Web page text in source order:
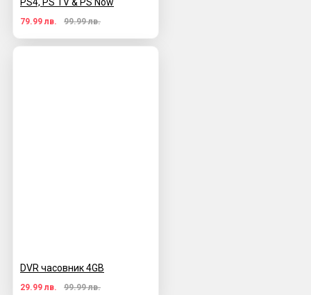
79.99 лв. 99.99 лв.
DVR часовник 4GB
29.99 лв. 99.99 лв.